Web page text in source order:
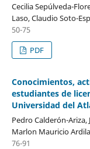
Cecilia Sepúlveda-
Laso, Claudio Soto-
50-75
PDF
Conocimientos,
estudiantes de
Universidad del
Pedro Calderón-Ariza,
Marlon Mauricio
76-91